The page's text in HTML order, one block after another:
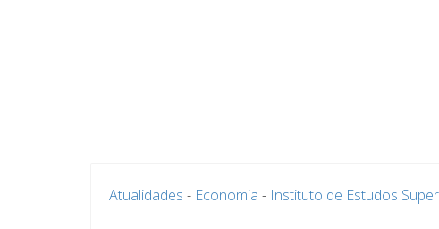
Atualidades - Economia - Instituto de Estudos